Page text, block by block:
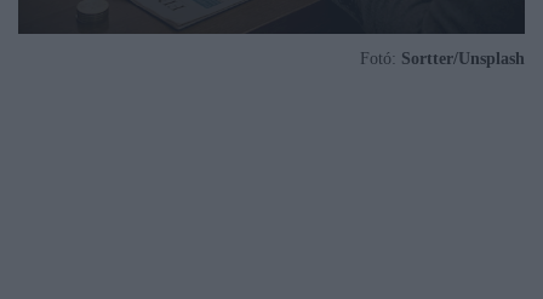
Fotó: Sortter/Unsplash